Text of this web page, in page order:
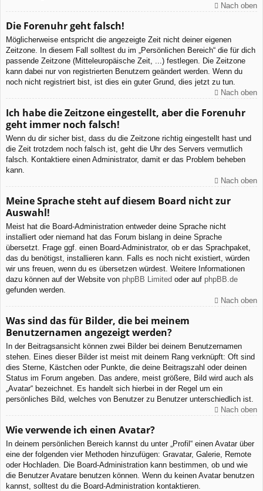
Nach oben
Die Forenuhr geht falsch!
Möglicherweise entspricht die angezeigte Zeit nicht deiner eigenen
Zeitzone. In diesem Fall solltest du im „Persönlichen Bereich“ die für dich
passende Zeitzone (Mitteleuropäische Zeit, ...) festlegen. Die Zeitzone
kann dabei nur von registrierten Benutzern geändert werden. Wenn du
noch nicht registriert bist, ist dies ein guter Grund, dies jetzt zu tun.
Nach oben
Ich habe die Zeitzone eingestellt, aber die Forenuhr
geht immer noch falsch!
Wenn du dir sicher bist, dass du die Zeitzone richtig eingestellt hast und
die Zeit trotzdem noch falsch ist, geht die Uhr des Servers vermutlich
falsch. Kontaktiere einen Administrator, damit er das Problem beheben
kann.
Nach oben
Meine Sprache steht auf diesem Board nicht zur
Auswahl!
Meist hat die Board-Administration entweder deine Sprache nicht
installiert oder niemand hat das Forum bislang in deine Sprache
übersetzt. Frage ggf. einen Board-Administrator, ob er das Sprachpaket,
das du benötigst, installieren kann. Falls es noch nicht existiert, würden
wir uns freuen, wenn du es übersetzen würdest. Weitere Informationen
dazu können auf der Website von phpBB Limited oder auf phpBB.de
gefunden werden.
Nach oben
Was sind das für Bilder, die bei meinem
Benutzernamen angezeigt werden?
In der Beitragsansicht können zwei Bilder bei deinem Benutzernamen
stehen. Eines dieser Bilder ist meist mit deinem Rang verknüpft: Oft sind
dies Sterne, Kästchen oder Punkte, die deine Beitragszahl oder deinen
Status im Forum angeben. Das andere, meist größere, Bild wird auch als
„Avatar“ bezeichnet. Es handelt sich hierbei in der Regel um ein
persönliches Bild, welches von Benutzer zu Benutzer unterschiedlich ist.
Nach oben
Wie verwende ich einen Avatar?
In deinem persönlichen Bereich kannst du unter „Profil“ einen Avatar über
eine der folgenden vier Methoden hinzufügen: Gravatar, Galerie, Remote
oder Hochladen. Die Board-Administration kann bestimmen, ob und wie
die Benutzer Avatare benutzen können. Wenn du keinen Avatar benutzen
kannst, solltest du die Board-Administration kontaktieren.